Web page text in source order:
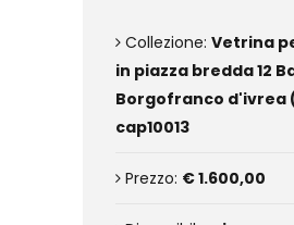
Collezione: Vetrina
in piazza bredda 12
Borgofranco d'ivrea
cap10013
Prezzo: € 1.600,00